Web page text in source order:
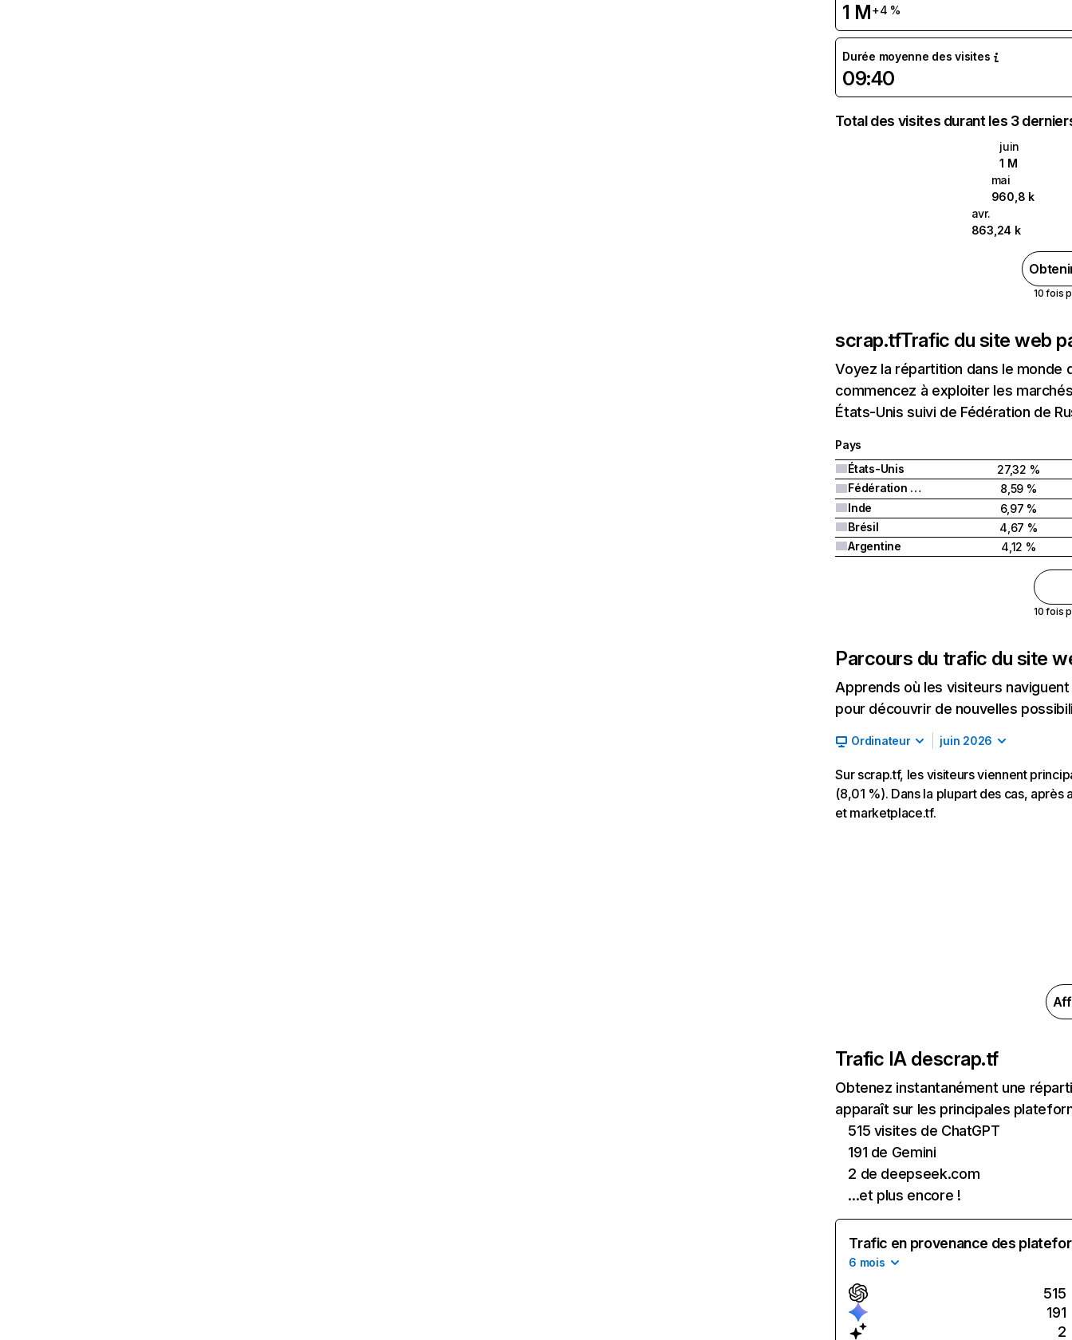
1 M+4 %
Durée moyenne des visites
09:40
Total des visites durant les 3
juin
1 M
mai
960,8 k
avr.
863,24 k
10 fois
scrap.tfTrafic du site web
Voyez la répartition dans le
commencez à exploiter les
États-Unis suivi de Fédération de
Pays
États-Unis
27,32 %
Fédération de Russie
8,59 %
Inde
6,97 %
Brésil
4,67 %
Argentine
4,12 %
10 fois
Parcours du trafic du site
Apprends où les visiteurs
pour découvrir de nouvelles
Ordinateur juin 2026
Sur scrap.tf, les visiteurs viennent
(8,01 %). Dans la plupart des cas,
et marketplace.tf.
Trafic IA descrap.tf
Obtenez instantanément une
apparaît sur les principales
515 visites de ChatGPT
191 de Gemini
2 de deepseek.com
...et plus encore !
Trafic en provenance des
6 mois
515
191
2